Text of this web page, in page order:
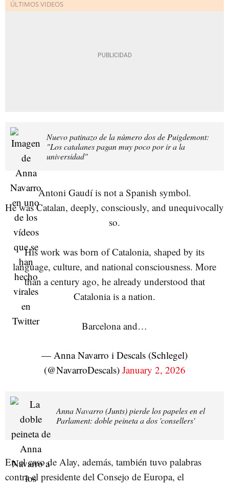
Nuevo patinazo de la número dos de Puigdemont:
"Los catalanes pagan muy poco por ir a la
universidad"
Antoni Gaudí is not a Spanish symbol.
He was Catalan, deeply, consciously, and unequivocally
so.
His work was born of Catalonia, shaped by its
language, culture, and national consciousness. More
than a century ago, he already understood that
Catalonia is a nation.
Barcelona and…
— Anna Navarro i Descals (Schlegel)
(@NavarroDescals) January 2, 2026
Anna Navarro (Junts) pierde los papeles en el
Parlament: doble peineta a dos 'consellers'
En el caso de Alay, además, también tuvo palabras
contra el presidente del Consejo de Europa, el